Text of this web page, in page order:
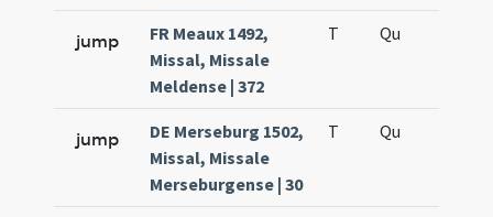
jump
FR Meaux 1492,
Missal, Missale
Meldense | 372
T Qu
jump
DE Merseburg 1502,
Missal, Missale
Merseburgense | 30
T Qu